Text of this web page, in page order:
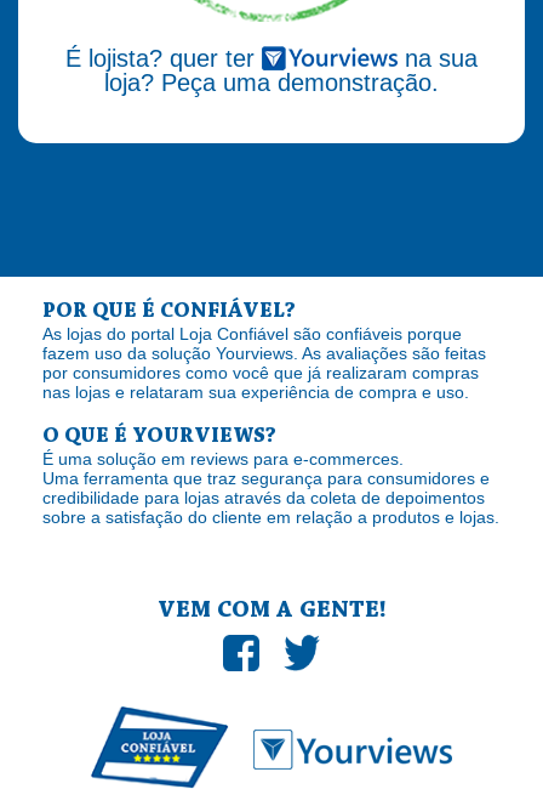
É lojista? quer ter
na sua
loja? Peça uma demonstração.
POR QUE É CONFIÁVEL?
As lojas do portal Loja Confiável são confiáveis porque
fazem uso da solução Yourviews. As avaliações são feitas
por consumidores como você que já realizaram compras
nas lojas e relataram sua experiência de compra e uso.
O QUE É YOURVIEWS?
É uma solução em reviews para e-commerces.
Uma ferramenta que traz segurança para consumidores e
credibilidade para lojas através da coleta de depoimentos
sobre a satisfação do cliente em relação a produtos e lojas.
VEM COM A GENTE!